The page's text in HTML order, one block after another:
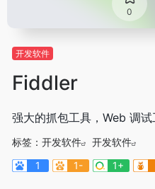
0
开发软件
Fiddler
强大的抓包工具，Web 调试
标签： 开发软件
开发软件
1
1- 1+